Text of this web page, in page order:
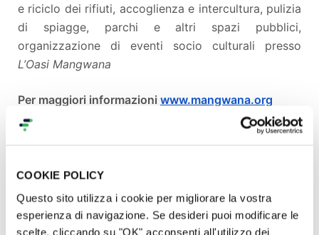
COOKIE POLICY
Questo sito utilizza i cookie per migliorare la vostra
esperienza di navigazione. Se desideri puoi modificare le
scelte, cliccando su "OK" acconsenti all'utilizzo dei
e riciclo dei rifiuti, accoglienza e intercultura, pulizia
di spiagge, parchi e altri spazi pubblici,
organizzazione di eventi socio culturali presso
L’Oasi Mangwana
Per maggiori informazioni www.mangwana.org
Per comprendere lo spirito che muove Mangwana